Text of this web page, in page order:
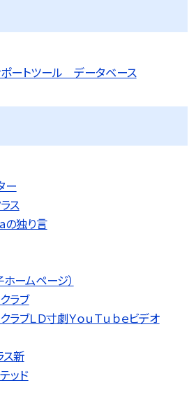
ートツール データベース
ー
ス
の独り言
ームページ）
ラブ
ブＬＤ寸劇ＹｏｕＴｕｂｅビデオ
ス新
ッド